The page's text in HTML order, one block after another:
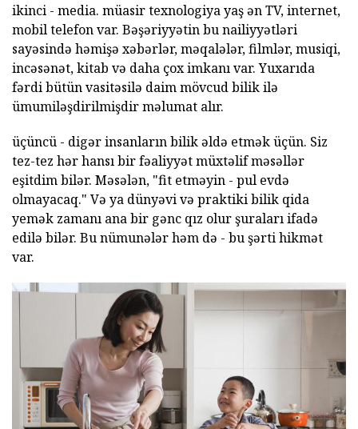
ikinci - media. müasir texnologiya yaş ən TV, internet,
mobil telefon var. Bəşəriyyətin bu nailiyyətləri
sayəsində həmişə xəbərlər, məqalələr, filmlər, musiqi,
incəsənət, kitab və daha çox imkanı var. Yuxarıda
fərdi bütün vasitəsilə daim mövcud bilik ilə
ümumiləşdirilmişdir məlumat alır.
üçüncü - digər insanların bilik əldə etmək üçün. Siz
tez-tez hər hansı bir fəaliyyət müxtəlif məsəllər
eşitdim bilər. Məsələn, "fit etməyin - pul evdə
olmayacaq." Və ya dünyəvi və praktiki bilik qida
yemək zamanı ana bir gənc qız olur şuraları ifadə
edilə bilər. Bu nümunələr həm də - bu şərti hikmət
var.